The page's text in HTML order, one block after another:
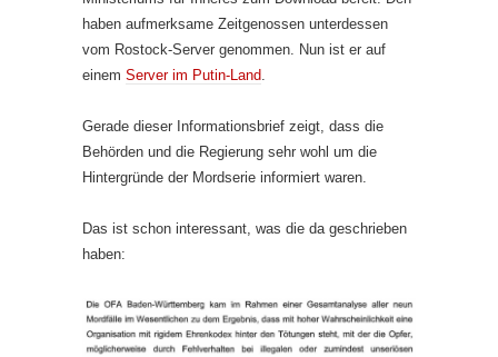
haben aufmerksame Zeitgenossen unterdessen
vom Rostock-Server genommen. Nun ist er auf
einem Server im Putin-Land.
Gerade dieser Informationsbrief zeigt, dass die
Behörden und die Regierung sehr wohl um die
Hintergründe der Mordserie informiert waren.
Das ist schon interessant, was die da geschrieben
haben: